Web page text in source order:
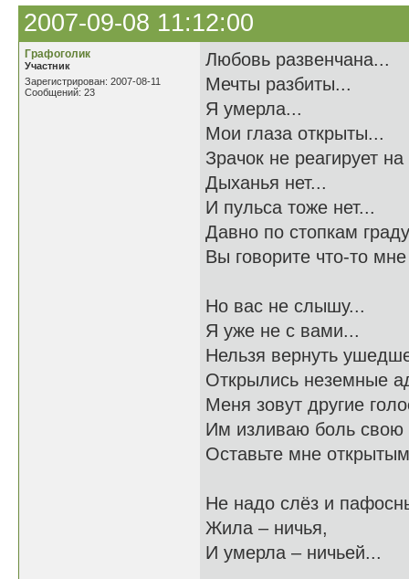
2007-09-08 11:12:00
Графоголик
Участник
Зарегистрирован: 2007-08-11
Сообщений: 23
Любовь развенчана...
Мечты разбиты...
Я умерла...
Мои глаза открыты...
Зрачок не реагирует на
Дыханья нет...
И пульса тоже нет...
Давно по стопкам
Вы говорите что-то
Но вас не слышу...
Я уже не с вами...
Нельзя вернуть
Открылись неземные
Меня зовут другие
Им изливаю боль свою
Оставьте мне
Не надо слёз и
Жила – ничья,
И умерла – ничьей...